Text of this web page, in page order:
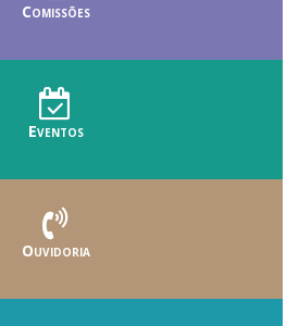
Comissões
Eventos
Ouvidoria